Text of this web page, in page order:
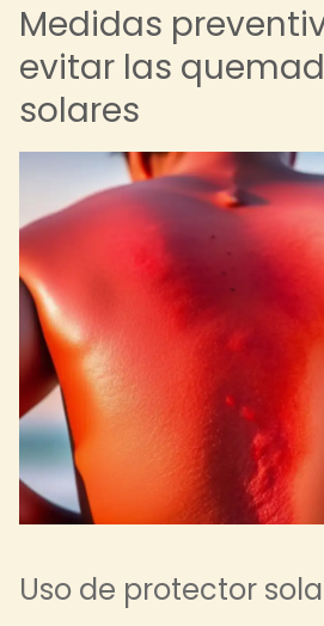
Medidas
evitar las
solares
Uso de protector